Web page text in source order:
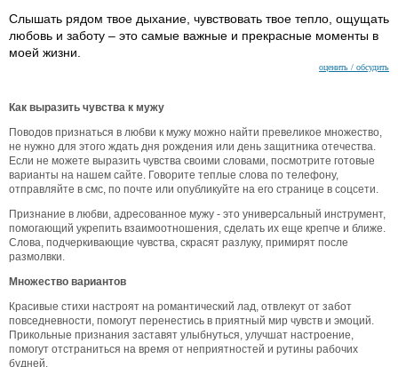
Слышать рядом твое дыхание, чувствовать твое тепло, ощущать
любовь и заботу – это самые важные и прекрасные моменты в
моей жизни.
оценить / обсудить
Как выразить чувства к мужу
Поводов признаться в любви к мужу можно найти превеликое множество,
не нужно для этого ждать дня рождения или день защитника отечества.
Если не можете выразить чувства своими словами, посмотрите готовые
варианты на нашем сайте. Говорите теплые слова по телефону,
отправляйте в смс, по почте или опубликуйте на его странице в соцсети.
Признание в любви, адресованное мужу - это универсальный инструмент,
помогающий укрепить взаимоотношения, сделать их еще крепче и ближе.
Слова, подчеркивающие чувства, скрасят разлуку, примирят после
размолвки.
Множество вариантов
Красивые стихи настроят на романтический лад, отвлекут от забот
повседневности, помогут перенестись в приятный мир чувств и эмоций.
Прикольные признания заставят улыбнуться, улучшат настроение,
помогут отстраниться на время от неприятностей и рутины рабочих
будней.